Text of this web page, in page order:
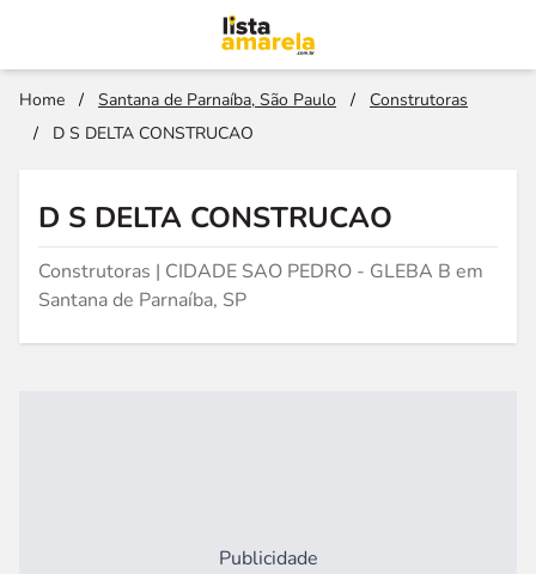
Home / Santana de Parnaíba, São Paulo /
Construtoras
/
D S DELTA CONSTRUCAO
D S DELTA CONSTRUCAO
Construtoras | CIDADE SAO PEDRO - GLEBA B em
Santana de Parnaíba, SP
Publicidade